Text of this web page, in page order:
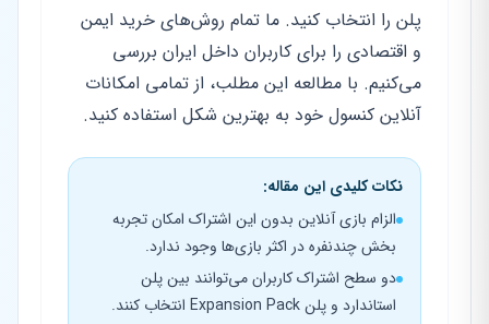
پلن را انتخاب کنید. ما تمام روش‌های خرید ایمن
و اقتصادی را برای کاربران داخل ایران بررسی
می‌کنیم. با مطالعه این مطلب، از تمامی امکانات
آنلاین کنسول خود به بهترین شکل استفاده کنید.
نکات کلیدی این مقاله:
الزام بازی آنلاین بدون این اشتراک امکان تجربه
بخش چندنفره در اکثر بازی‌ها وجود ندارد.
دو سطح اشتراک کاربران می‌توانند بین پلن
استاندارد و پلن Expansion Pack انتخاب کنند.